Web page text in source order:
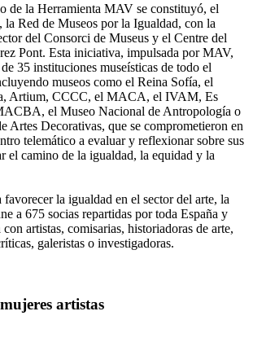
de la Herramienta MAV se constituyó, el
la Red de Museos por la Igualdad, con la
del Consorci de Museus y el Centre del
Pont. Esta iniciativa, impulsada por MAV,
35 instituciones museísticas de todo el
museos como el Reina Sofía, el
Artium, CCCC, el MACA, el IVAM, Es
el Museo Nacional de Antropología o
Artes Decorativas, que se comprometieron en
telemático a evaluar y reflexionar sobre sus
el camino de la igualdad, la equidad y la
favorecer la igualdad en el sector del arte, la
a 675 socias repartidas por toda España y
artistas, comisarias, historiadoras de arte,
galeristas o investigadoras.
artistas